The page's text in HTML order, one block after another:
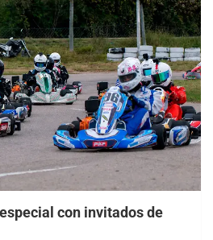
con invitados de